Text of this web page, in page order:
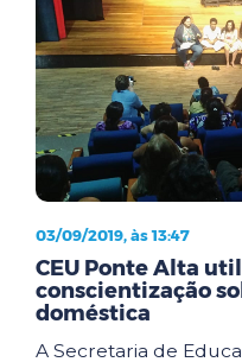
03/09/2019, às 13:47
CEU Ponte Alta
conscientização
doméstica
A Secretaria de